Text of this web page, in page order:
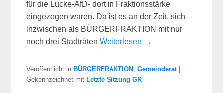
für die Lucke-AfD- dort in Fraktionsstärke
eingezogen waren. Da ist es an der Zeit, sich –
inzwischen als BÜRGERFRAKTION mit nur
noch drei StadträtenWeiterlesen →
Veröffentlicht in BÜRGERFRAKTION ,Gemeinderat |
Gekennzeichnet mit Letzte Sitzung GR